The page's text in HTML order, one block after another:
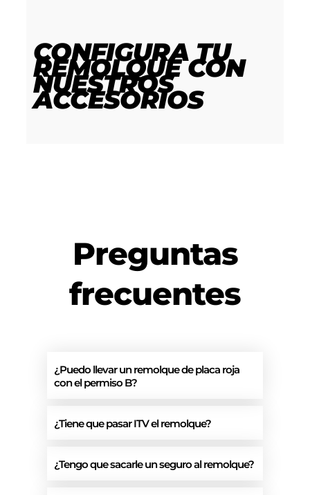
CONFIGURA TU
REMOLQUECON
NUESTROS
ACCESORIOS
Preguntas
frecuentes
¿Puedo llevar un remolque de placa roja
con el permiso B?
¿Tiene que pasar ITV el remolque?
¿Tengo que sacarle un seguro al remolque?